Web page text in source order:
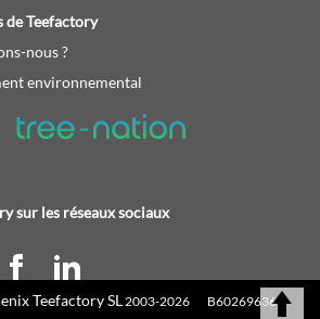
Calculez votre devis
de Teefactory
nous ?
environnemental
sur les réseaux sociaux
Teefactory SL2003-2026 B60269636 |